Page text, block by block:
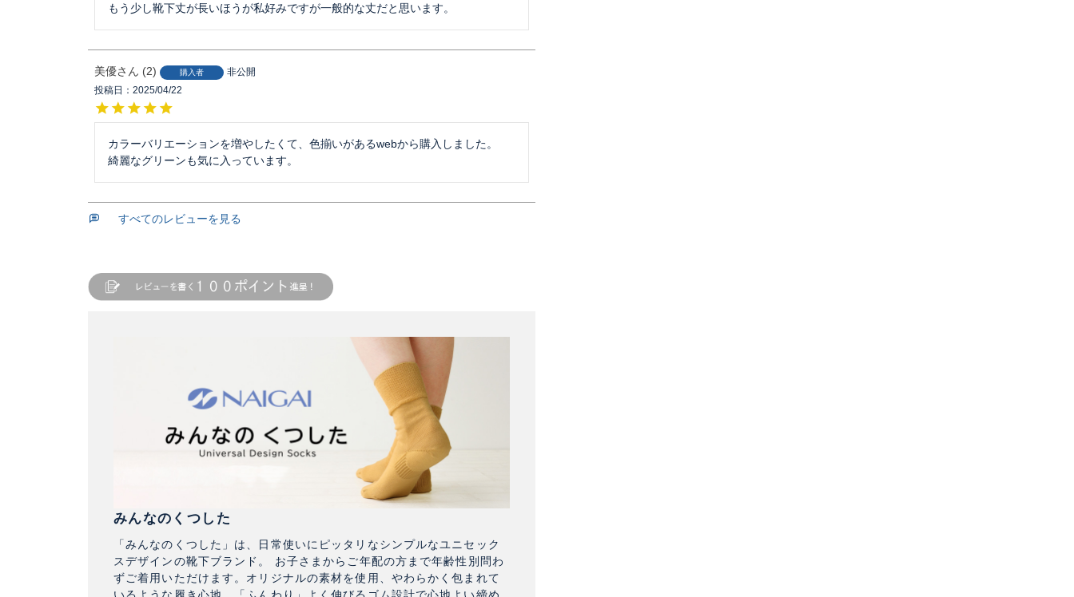
もう少し靴下丈が長いほうが私好みですが一般的な丈だと思います。
美優 2 購入者
非公開
投稿日
2025/04/22
カラーバリエーションを増やしたくて、色揃いがあるwebから購入しました。
綺麗なグリーンも気に入っています。
すべてのレビューを見る
みんなのくつした
「みんなのくつした」は、日常使いにピッタリなシンプルなユニセック
スデザインの靴下ブランド。 お子さまからご年配の方まで年齢性別問わ
ずご着用いただけます。オリジナルの素材を使用、やわらかく包まれて